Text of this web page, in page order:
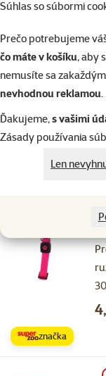
Súhlas so súbormi
Prečo potrebujeme
čo máte v košíku, aby
nemusíte sa
nevhodnou reklamou.
Ďakujeme,s vašimi
Zásady používania
Len
značka